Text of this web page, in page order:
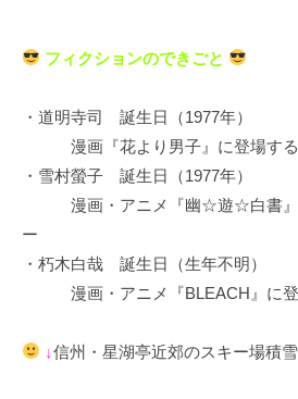
フィクションのできごと
・道明寺司 誕生日（1977年）
漫画『花より男子』に登場する
・雪村螢子 誕生日（1977年）
漫画・アニメ『幽☆遊☆白書』
ー
・朽木白哉 誕生日（生年不明）
漫画・アニメ『BLEACH』に登
↓信州・星湖亭近郊のスキー場積